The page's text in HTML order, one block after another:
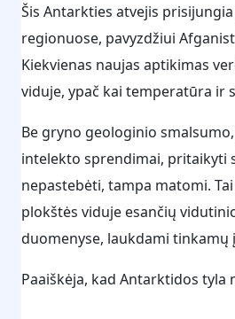
Šis Antarkties atvejis
regionuose, pavyzdžiui
Kiekvienas naujas aptikimas
viduje, ypač kai temperatūra ir
Be gryno geologinio
intelekto sprendimai, pritaikyti
nepastebėti, tampa matomi.
plokštės viduje esančių
duomenyse, laukdami tinkamų
Paaiškėja, kad Antarktidos